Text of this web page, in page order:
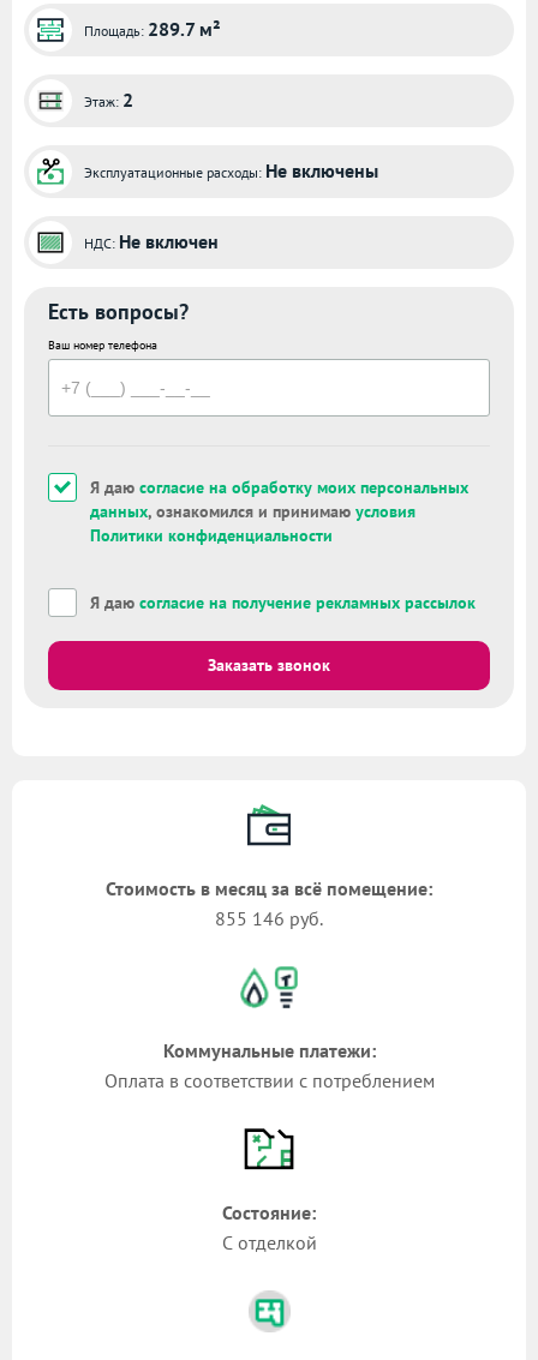
Площадь: 289.7 м²
Этаж: 2
Эксплуатационные расходы: Не включены
НДС: Не включен
Есть вопросы?
Ваш номер телефона
Я даю согласие на обработку моих персональных
данных, ознакомился и принимаю условия
Политики конфиденциальности
Я даю согласие на получение рекламных рассылок
Заказать звонок
Стоимость в месяц за всё помещение:
855 146 руб.
Коммунальные платежи:
Оплата в соответствии с потреблением
Состояние:
С отделкой